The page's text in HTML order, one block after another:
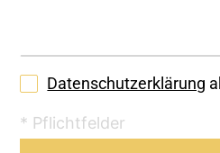
Datenschutzerklärung
* Pflichtfelder